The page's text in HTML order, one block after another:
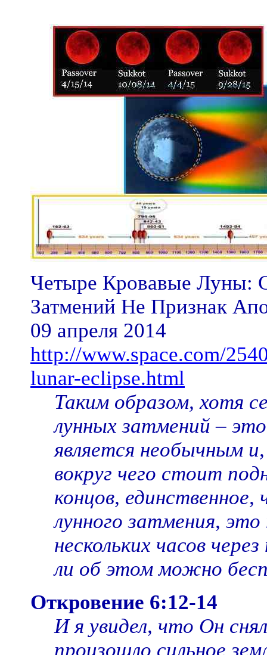
Четыре Кровавые Луны:
Затмений Не Признак
09 апреля 2014
http://www.space.com/
lunar-eclipse.html
Таким образом, хотя
лунных затмений –
является необычным
вокруг чего стоит
концов,
лунного затмения,
нескольких часов
ли об этом можно
Откровение 6:12-14
И я увидел, что Он
произошло сильное